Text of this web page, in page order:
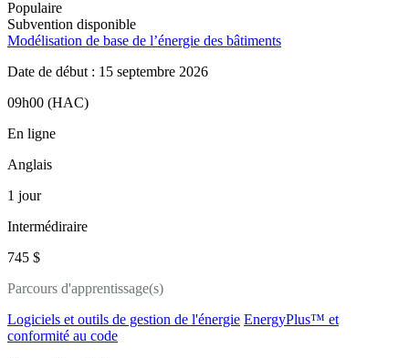
Populaire
Subvention disponible
Modélisation de base de l’énergie des bâtiments
Date de début : 15 septembre 2026
09h00 (HAC)
En ligne
Anglais
1 jour
Intermédiraire
745 $
Parcours d'apprentissage(s)
Logiciels et outils de gestion de l'énergie EnergyPlus™ et
conformité au code